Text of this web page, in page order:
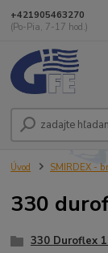
+421905463270
(Po-Pia, 7-17 hod.)
Úvod SMIRDEX -
330
330 Duroflex